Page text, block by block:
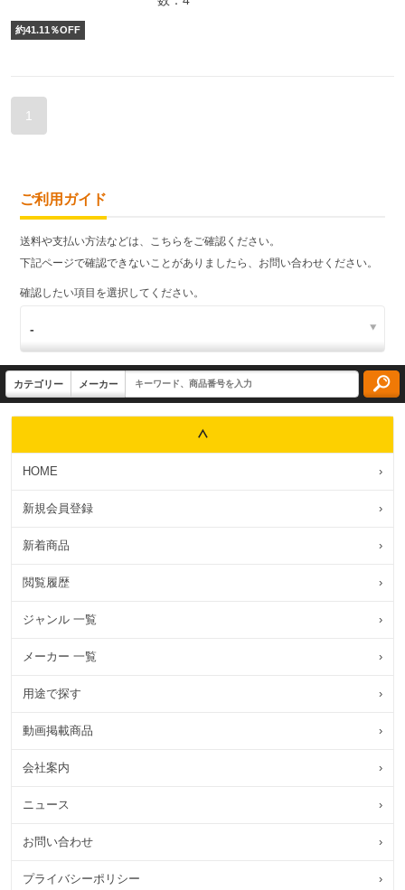
約41.11 ％OFF
1
ご利用ガイド
送料や支払い方法などは、こちらをご確認ください。
下記ページで確認できないことがありましたら、お問い合わせください。
確認したい項目を選択してください。
HOME ›
新規会員登録 ›
新着商品 ›
閲覧履歴 ›
ジャンル 一覧 ›
メーカー 一覧 ›
用途で探す ›
動画掲載商品 ›
会社案内 ›
ニュース ›
お問い合わせ ›
プライバシーポリシー ›